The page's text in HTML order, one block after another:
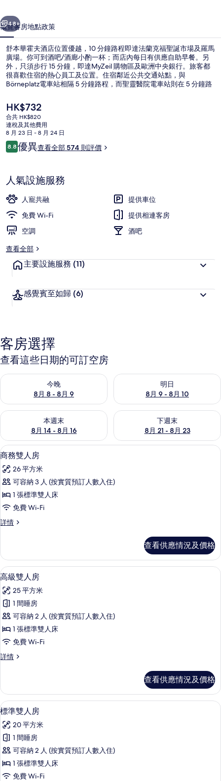
相
片
集
個 下一個
48+
概覽客房地點政策
舒本華霍夫酒店位置優越，10 分鐘路程即達法蘭克福聖誕市場及羅馬
廣場。你可到酒吧/酒廊小酌一杯；而店內每日有供應自助早餐。另
外，只須步行 15 分鐘，即達MyZeil 購物區及歐洲中央銀行。旅客都
很喜歡住宿的熱心員工及位置。住宿鄰近公共交通站點，與
Börneplatz電車站相隔 5 分鐘路程，而聖靈醫院電車站則在 5 分鐘路
現
價
HK$732
HK$732
合共 HK$820
連稅及其他費用
8 月 23 日 - 8 月 24 日
評
價
8.88.8 分，滿分 10 分，
優異查看全部 574 則評價
人氣設施服務
人寵共融
提供車位
免費 Wi-Fi
提供相連客房
空調
酒吧
查看全部
主要設施服務 (11)
感覺賓至如歸 (6)
客房選擇
查看這些日期的可訂空房
今晚
8月 8 - 8月 9
查看今晚 8月 8 - 8月 9的可訂空房
明日
8月 9 - 8月 10
查看明日 8月 9 - 8月 10的可訂
本週末
8月 14 - 8月 16
查看本週末 8月 14 - 8月 16的可訂空房
下週末
8月 21 - 8月 23
查看下週末 8月 21 - 8月 23的
載
入
所
有
商
雙
房
的
相
片
商務雙人房 | 房內夾萬、書桌、隔音、
8
商務雙人房
26 平方米
可容納 3 人 (按實質預訂人數入住)
1 張標準雙人床
免費 Wi-Fi
詳情
商
房
詳
情
查看供應情況及價格
載
入
所
有
高
級
人
的
相
片
高級雙人房 | 房內夾萬、書桌、隔音、
8
高級雙人房
25 平方米
1 間睡房
可容納 2 人 (按實質預訂人數入住)
1 張標準雙人床
免費 Wi-Fi
詳情
高
房
詳
情
查看供應情況及價格
載
入
所
有
標
準
標準雙人房 | 房內夾萬、書桌、隔音、
7
標準雙人房
20 平方米
1 間睡房
可容納 2 人 (按實質預訂人數入住)
1 張標準雙人床
免費 Wi-Fi